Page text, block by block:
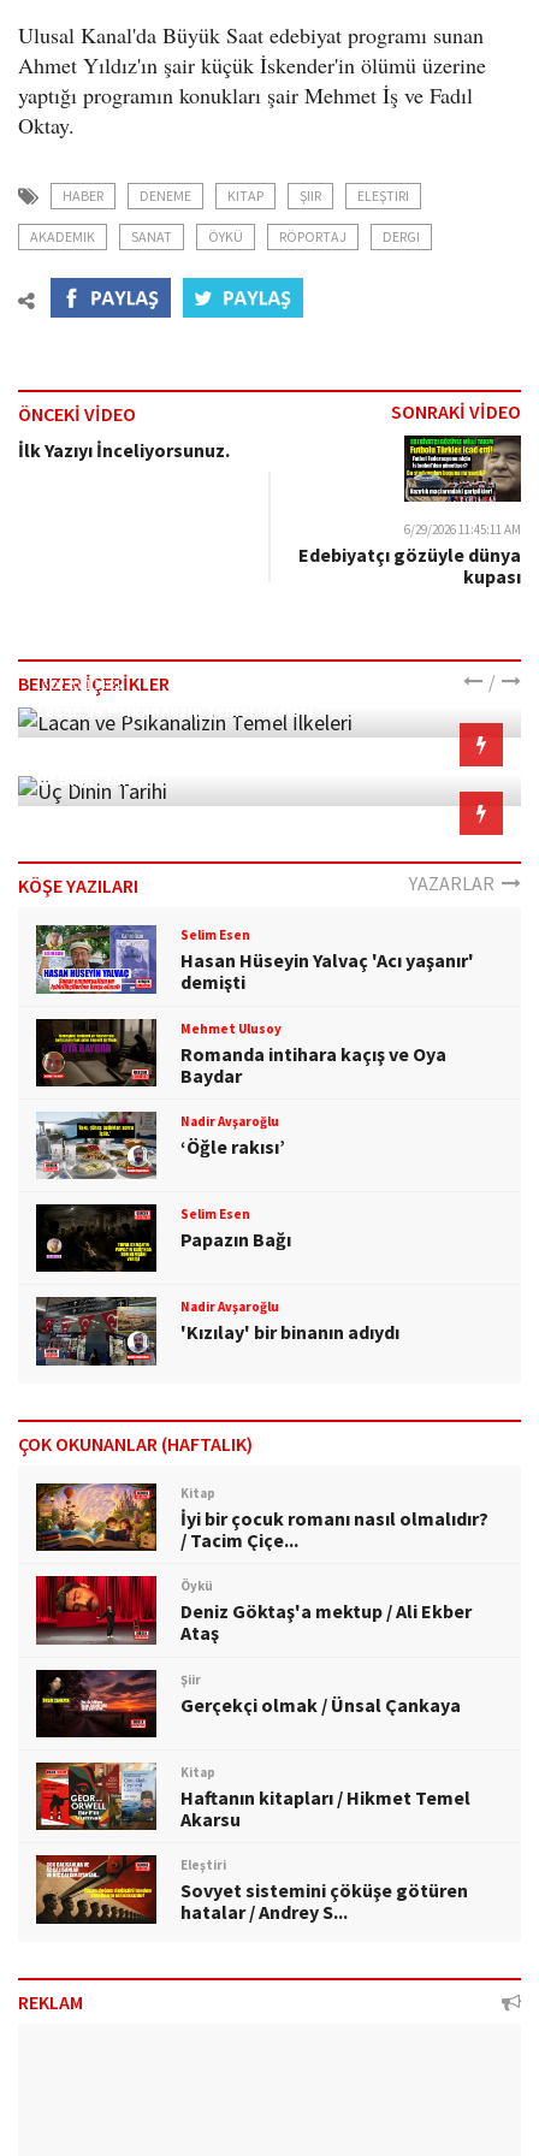
n
Ulusal Kanal'da Büyük Saat edebiyat programı sunan
Ahmet Yıldız'ın şair küçük İskender'in ölümü üzerine
yaptığı programın konukları şair Mehmet İş ve Fadıl
Oktay.
HABER DENEME KITAP ŞIIR ELEŞTIRI
AKADEMIK SANAT ÖYKÜ RÖPORTAJ DERGI
ÖNCEKİ VİDEO
SONRAKİ VİDEO
İlk Yazıyı İnceliyorsunuz.
6/29/2026 11:45:11 AM
Edebiyatçı gözüyle dünya
kupası
BENZER İÇERİKLER /
16.02.2021 14:21
Lacan ve Psikanalizin Temel İlkeleri
Üç Dinin Tarihi
KÖŞE YAZILARI YAZARLAR
Selim Esen
Hasan Hüseyin Yalvaç 'Acı yaşanır'
demişti
Mehmet Ulusoy
Romanda intihara kaçış ve Oya
Baydar
Nadir Avşaroğlu
‘Öğle rakısı’
Selim Esen
Papazın Bağı
Nadir Avşaroğlu
'Kızılay' bir binanın adıydı
ÇOK OKUNANLAR (HAFTALIK)
Kitap
İyi bir çocuk romanı nasıl olmalıdır?
/ Tacim Çiçe...
Öykü
Deniz Göktaş'a mektup / Ali Ekber
Ataş
Şiir
Gerçekçi olmak / Ünsal Çankaya
Kitap
Haftanın kitapları / Hikmet Temel
Akarsu
Eleştiri
Sovyet sistemini çöküşe götüren
hatalar / Andrey S...
REKLAM